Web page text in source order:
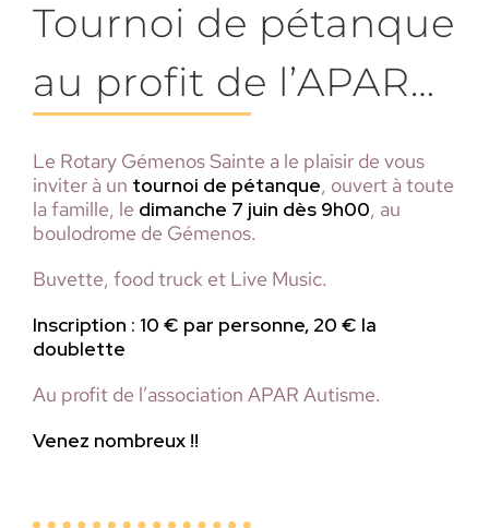
Tournoi de pétanque
au profit de l’APAR…
Le Rotary Gémenos Sainte a le plaisir de vous
inviter à un tournoi de pétanque, ouvert à toute
la famille, le dimanche 7 juin dès 9h00, au
boulodrome de Gémenos.
Buvette, food truck et Live Music.
Inscription : 10 € par personne, 20 € la
doublette
Au profit de l’association APAR Autisme.
Venez nombreux !!